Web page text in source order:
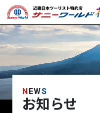
NEWS
お知らせ